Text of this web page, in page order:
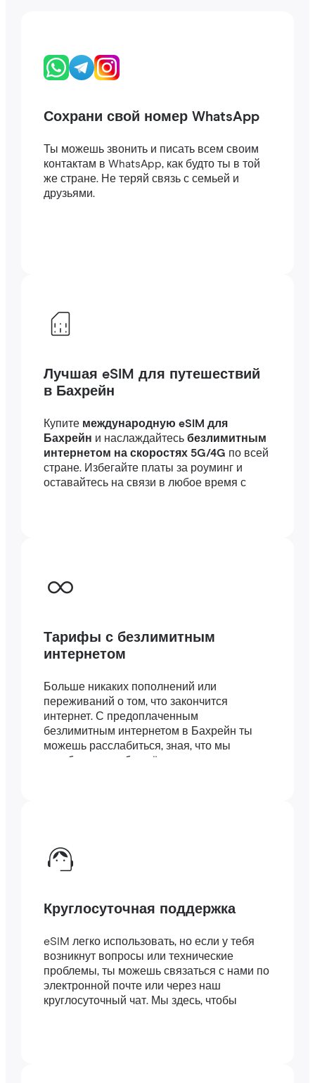
Сохрани свой номер WhatsApp
Ты можешь звонить и писать всем своим
контактам в WhatsApp, как будто ты в той
же стране. Не теряй связь с семьей и
друзьями.
Лучшая eSIM для путешествий
в Бахрейн
Купите международную eSIM для
Бахрейн и наслаждайтесь безлимитным
интернетом на скоростях 5G/4G по всей
стране. Избегайте платы за роуминг и
оставайтесь на связи в любое время с
Тарифы с безлимитным
интернетом
Больше никаких пополнений или
переживаний о том, что закончится
интернет. С предоплаченным
безлимитным интернетом в Бахрейн ты
можешь расслабиться, зная, что мы
позаботились обо всём.
Круглосуточная поддержка
eSIM легко использовать, но если у тебя
возникнут вопросы или технические
проблемы, ты можешь связаться с нами по
электронной почте или через наш
круглосуточный чат. Мы здесь, чтобы